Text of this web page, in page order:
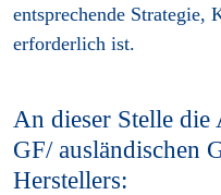
entsprechende Strategie,
erforderlich ist.
An dieser Stelle die
GF/ ausländischen
Herstellers: